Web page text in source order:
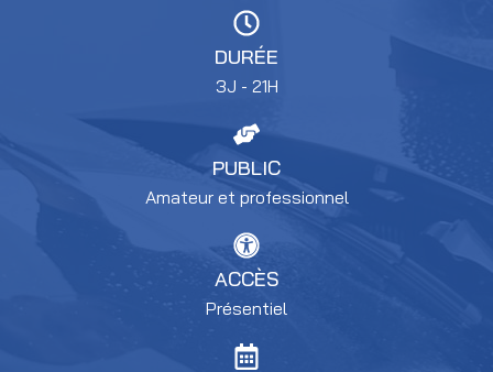
DURÉE
3J - 21H
PUBLIC
Amateur et professionnel
ACCÈS
Présentiel